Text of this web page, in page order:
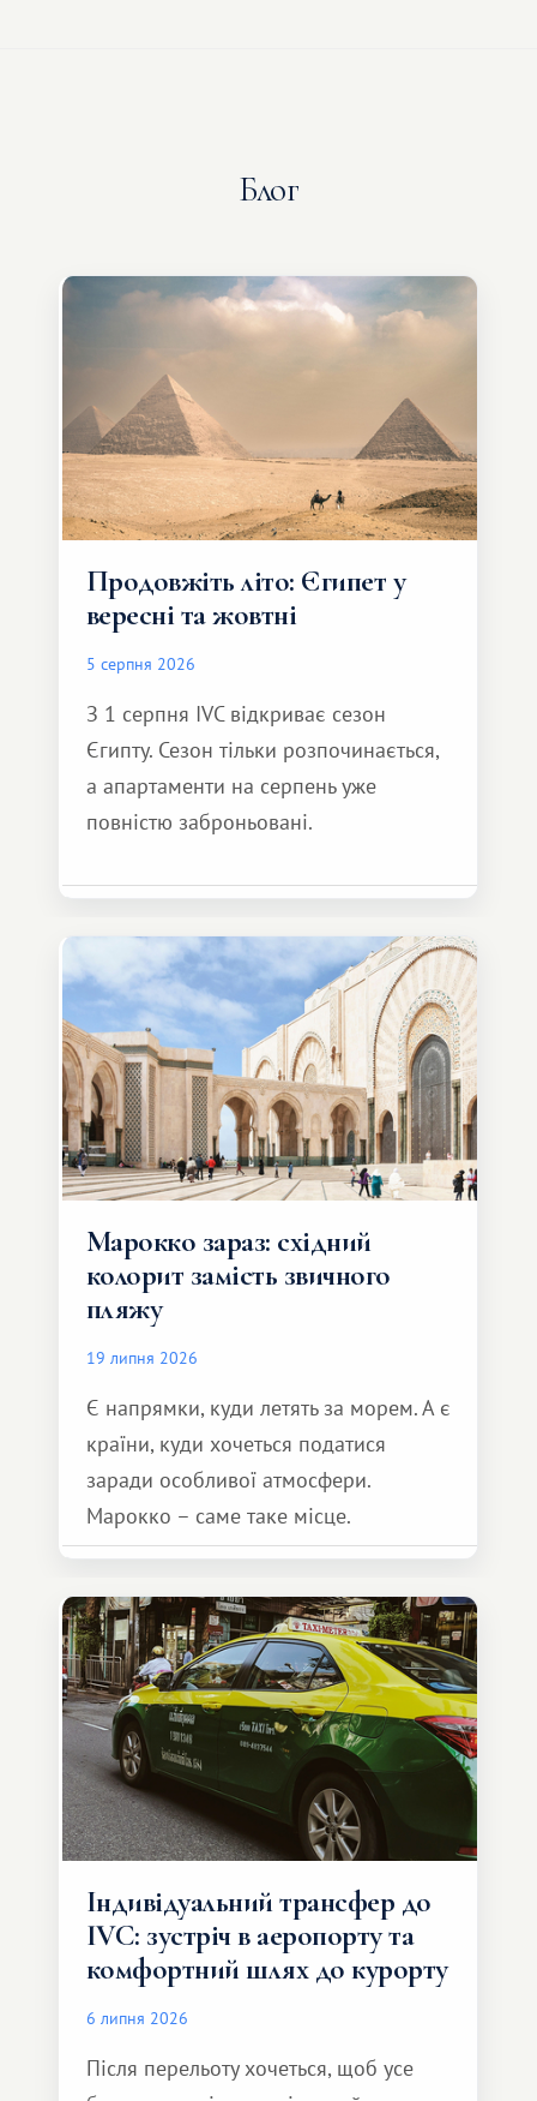
Блог
Продовжіть літо: Єгипет у
вересні та жовтні
5 серпня 2026
З 1 серпня IVC відкриває сезон
Єгипту. Сезон тільки розпочинається,
а апартаменти на серпень уже
повністю заброньовані.
Марокко зараз: східний
колорит замість звичного
пляжу
19 липня 2026
Є напрямки, куди летять за морем. А є
країни, куди хочеться податися
заради особливої ​​атмосфери.
Марокко – саме таке місце.
Індивідуальний трансфер до
IVC: зустріч в аеропорту та
комфортний шлях до курорту
6 липня 2026
Після перельоту хочеться, щоб усе